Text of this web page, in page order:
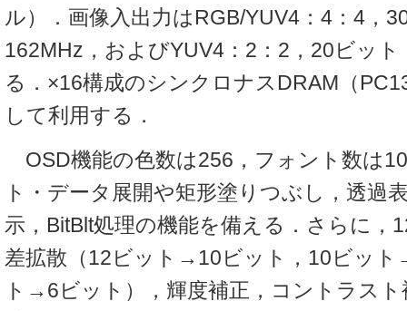
ル）．画像入出力はRGB/YUV4：4：4，
162MHz，およびYUV4：2：2，20ビッ
る．×16構成のシンクロナスDRAM（
して利用する．
OSD機能の色数は256，フォント数は
ト・データ展開や矩形塗りつぶし，透過
示，BitBlt処理の機能を備える．さらに，
差拡散（12ビット→10ビット，10ビッ
ト→6ビット），輝度補正，コントラス